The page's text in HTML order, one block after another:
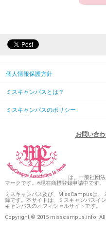
個人情報保護方針
ミスキャンパスとは？
ミスキャンパスのポリシー
お問い合わ
は、一般社団
マークです。※現在商標登録申請中です。
ミスキャンパス及び、MissCampusは、
録です。本サイトは、ミスキャンパスイ
キャンパスのオフィシャルサイトです。
Copyright © 2015 misscampus.info. All